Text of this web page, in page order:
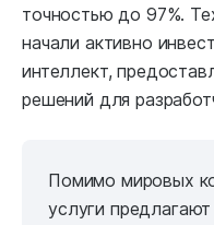
точностью до 97%.
начали активно
интеллект,
решений для
Помимо мировых
услуги